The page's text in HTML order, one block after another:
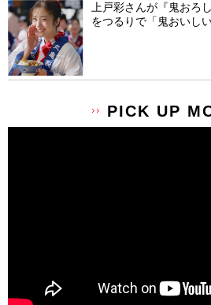
上戸彩さんが『鬼おろ
をつるりで「鬼おいしい
PICK UP